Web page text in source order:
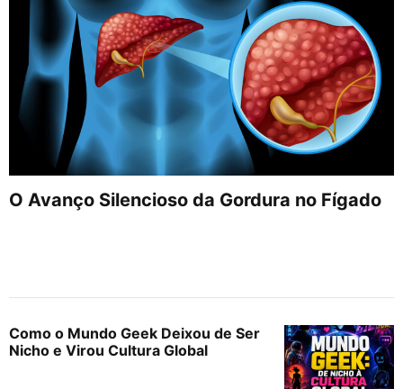
O Avanço Silencioso da Gordura no Fígado
Como o Mundo Geek Deixou de Ser
Nicho e Virou Cultura Global